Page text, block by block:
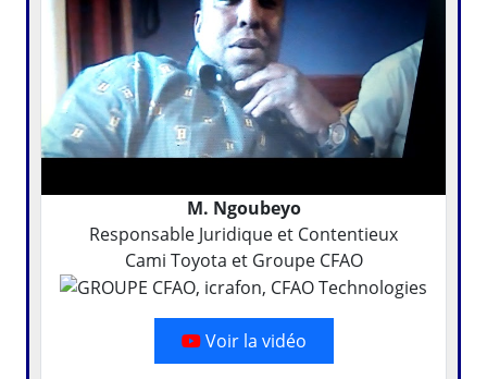
M. Ngoubeyo
Responsable Juridique et Contentieux
Cami Toyota et Groupe CFAO
Voir la vidéo